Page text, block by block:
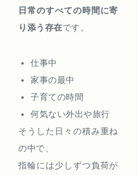
日常のすべての時間に寄
り添う存在です。
仕事中
家事の最中
子育ての時間
何気ない外出や旅行
そうした日々の積み重ね
の中で、
指輪には少しずつ負荷が